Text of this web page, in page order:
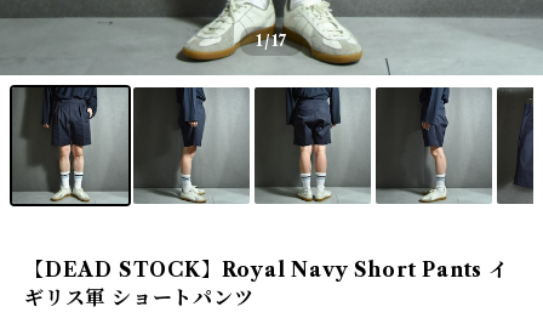
1/17
【DEAD STOCK】Royal Navy Short Pants イ
ギリス軍 ショートパンツ